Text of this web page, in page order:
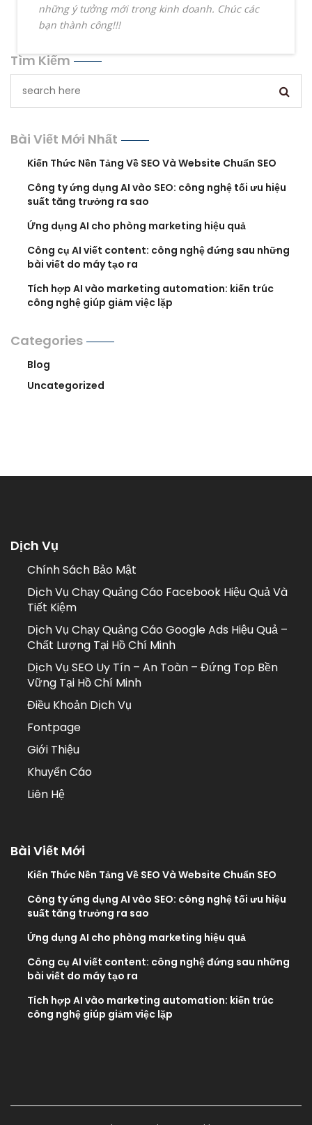
những ý tưởng mới trong kinh doanh. Chúc các
bạn thành công!!!
Tìm Kiếm
Bài Viết Mới Nhất
Kiến Thức Nền Tảng Về SEO Và Website Chuẩn SEO
Công ty ứng dụng AI vào SEO: công nghệ tối ưu hiệu
suất tăng trưởng ra sao
Ứng dụng AI cho phòng marketing hiệu quả
Công cụ AI viết content: công nghệ đứng sau những
bài viết do máy tạo ra
Tích hợp AI vào marketing automation: kiến trúc
công nghệ giúp giảm việc lặp
Categories
Blog
Uncategorized
Dịch Vụ
Chính Sách Bảo Mật
Dịch Vụ Chạy Quảng Cáo Facebook Hiệu Quả Và
Tiết Kiệm
Dịch Vụ Chạy Quảng Cáo Google Ads Hiệu Quả –
Chất Lượng Tại Hồ Chí Minh
Dịch Vụ SEO Uy Tín – An Toàn – Đứng Top Bền
Vững Tại Hồ Chí Minh
Điều Khoản Dịch Vụ
Fontpage
Giới Thiệu
Khuyến Cáo
Liên Hệ
Bài Viết Mới
Kiến Thức Nền Tảng Về SEO Và Website Chuẩn SEO
Công ty ứng dụng AI vào SEO: công nghệ tối ưu hiệu
suất tăng trưởng ra sao
Ứng dụng AI cho phòng marketing hiệu quả
Công cụ AI viết content: công nghệ đứng sau những
bài viết do máy tạo ra
Tích hợp AI vào marketing automation: kiến trúc
công nghệ giúp giảm việc lặp